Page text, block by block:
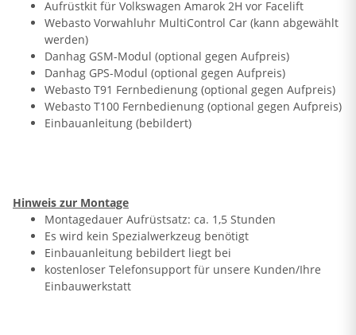
Aufrüstkit für Volkswagen Amarok 2H vor Facelift
Webasto Vorwahluhr MultiControl Car (kann abgewählt
werden)
Danhag GSM-Modul (optional gegen Aufpreis)
Danhag GPS-Modul (optional gegen Aufpreis)
Webasto T91 Fernbedienung (optional gegen Aufpreis)
Webasto T100 Fernbedienung (optional gegen Aufpreis)
Einbauanleitung (bebildert)
Hinweis zur Montage
Montagedauer Aufrüstsatz: ca. 1,5 Stunden
Es wird kein Spezialwerkzeug benötigt
Einbauanleitung bebildert liegt bei
kostenloser Telefonsupport für unsere Kunden/Ihre
Einbauwerkstatt